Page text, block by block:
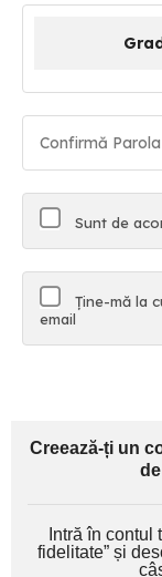
Sunt de
Ține-mă la
email
Creează-ți un
Intră în contul
fidelitate” și